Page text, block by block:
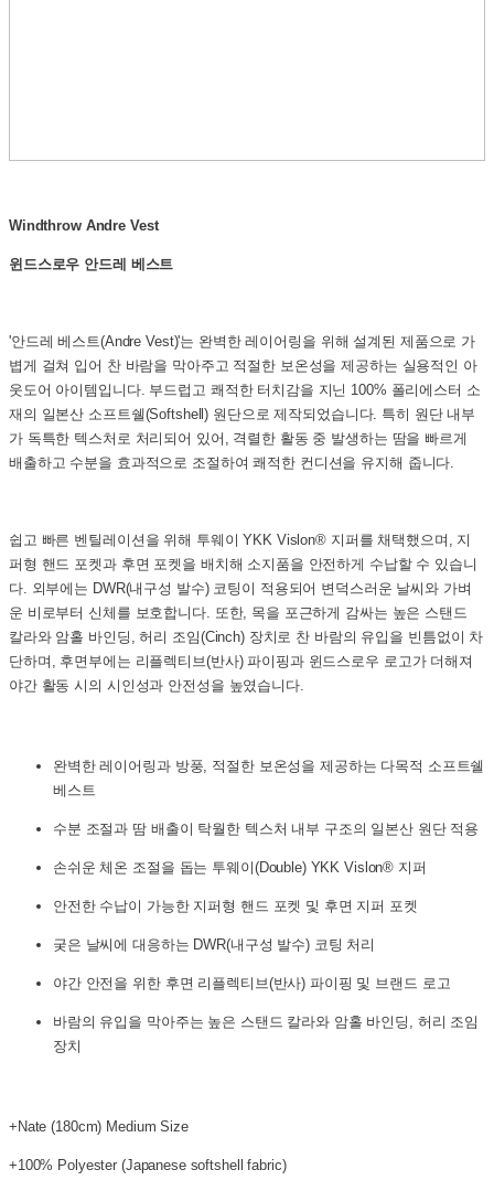
Windthrow Andre Vest
윈드스로우 안드레 베스트
'안드레 베스트(Andre Vest)'는 완벽한 레이어링을 위해 설계된 제품으로 가
볍게 걸쳐 입어 찬 바람을 막아주고 적절한 보온성을 제공하는 실용적인 아
웃도어 아이템입니다. 부드럽고 쾌적한 터치감을 지닌 100% 폴리에스터 소
재의 일본산 소프트쉘(Softshell) 원단으로 제작되었습니다. 특히 원단 내부
가 독특한 텍스처로 처리되어 있어, 격렬한 활동 중 발생하는 땀을 빠르게
배출하고 수분을 효과적으로 조절하여 쾌적한 컨디션을 유지해 줍니다.
쉽고 빠른 벤틸레이션을 위해 투웨이 YKK Vislon® 지퍼를 채택했으며, 지
퍼형 핸드 포켓과 후면 포켓을 배치해 소지품을 안전하게 수납할 수 있습니
다. 외부에는 DWR(내구성 발수) 코팅이 적용되어 변덕스러운 날씨와 가벼
운 비로부터 신체를 보호합니다. 또한, 목을 포근하게 감싸는 높은 스탠드
칼라와 암홀 바인딩, 허리 조임(Cinch) 장치로 찬 바람의 유입을 빈틈없이 차
단하며, 후면부에는 리플렉티브(반사) 파이핑과 윈드스로우 로고가 더해져
야간 활동 시의 시인성과 안전성을 높였습니다.
완벽한 레이어링과 방풍, 적절한 보온성을 제공하는 다목적 소프트쉘
베스트
수분 조절과 땀 배출이 탁월한 텍스처 내부 구조의 일본산 원단 적용
손쉬운 체온 조절을 돕는 투웨이(Double) YKK Vislon® 지퍼
안전한 수납이 가능한 지퍼형 핸드 포켓 및 후면 지퍼 포켓
궂은 날씨에 대응하는 DWR(내구성 발수) 코팅 처리
야간 안전을 위한 후면 리플렉티브(반사) 파이핑 및 브랜드 로고
바람의 유입을 막아주는 높은 스탠드 칼라와 암홀 바인딩, 허리 조임
장치
+Nate (180cm) Medium Size
+100% Polyester (Japanese softshell fabric)